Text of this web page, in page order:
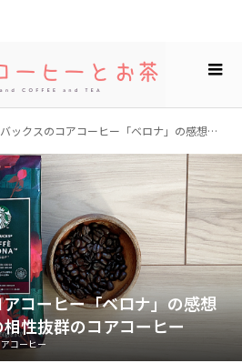
のコアコーヒー「ベロナ」の感想｜チョコレートとの相性抜群のコアコーヒー
コーヒー「ベロナ」の感想
性抜群のコアコーヒー
コーヒー